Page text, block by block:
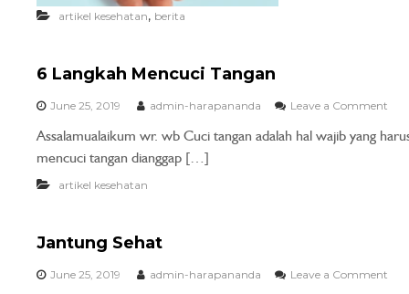
artikel kesehatan, berita
6 Langkah Mencuci Tangan
June 25, 2019 admin-harapananda Leave a Comment
Assalamualaikum wr. wb Cuci tangan adalah hal wajib yang
mencuci tangan dianggap […]
artikel kesehatan
Jantung Sehat
June 25, 2019 admin-harapananda Leave a Comment